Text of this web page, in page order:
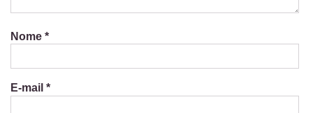
Nome *
E-mail *